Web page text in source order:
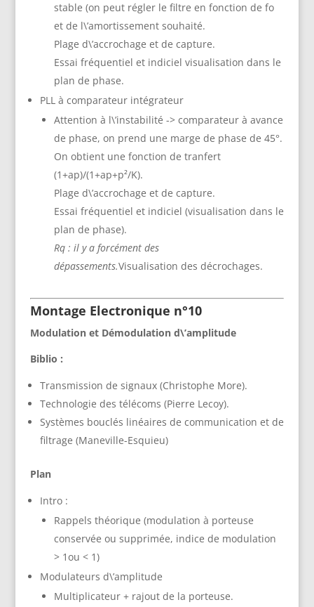
stable (on peut régler le filtre en fonction de fo
et de l\’amortissement souhaité.
Plage d\’accrochage et de capture.
Essai fréquentiel et indiciel visualisation dans le
plan de phase.
PLL à comparateur intégrateur
Attention à l\’instabilité -> comparateur à avance
de phase, on prend une marge de phase de 45°.
On obtient une fonction de tranfert
(1+ap)/(1+ap+p²/K).
Plage d\’accrochage et de capture.
Essai fréquentiel et indiciel (visualisation dans le
plan de phase).
Rq : il y a forcément des
dépassements.Visualisation des décrochages.
Montage Electronique n°10
Modulation et Démodulation d\’amplitude
Biblio :
Transmission de signaux (Christophe More).
Technologie des télécoms (Pierre Lecoy).
Systèmes bouclés linéaires de communication et de
filtrage (Maneville-Esquieu)
Plan
Intro :
Rappels théorique (modulation à porteuse
conservée ou supprimée, indice de modulation
> 1ou < 1)
Modulateurs d\’amplitude
Multiplicateur + rajout de la porteuse.